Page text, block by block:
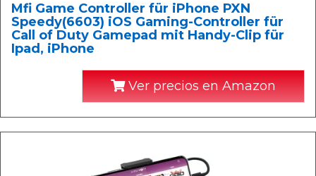
Mfi Game Controller für iPhone PXN
Speedy(6603) iOS Gaming-Controller für
Call of Duty Gamepad mit Handy-Clip für
Ipad, iPhone
Ver precios en Amazon